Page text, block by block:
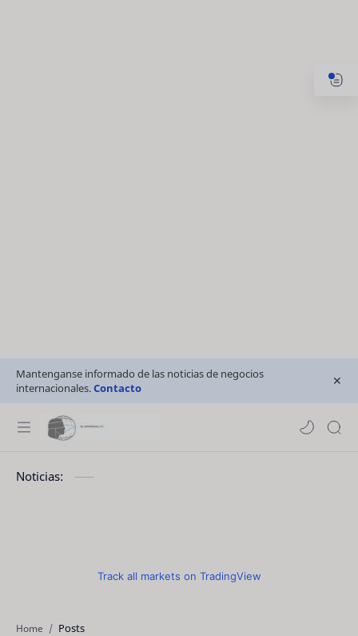
Mantenganse informado de las noticias de negocios
internacionales.Contacto
Noticias:
Track all markets on TradingView
Home Posts